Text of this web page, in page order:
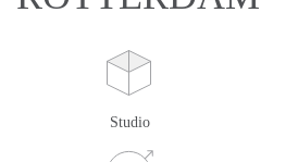
Studio